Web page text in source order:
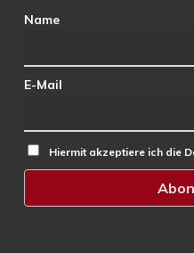
Name
E-Mail
Hiermit akzeptiere ich die